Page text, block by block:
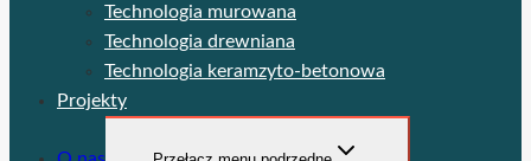
Technologia murowana
Technologia drewniana
Technologia keramzyto-betonowa
Projekty